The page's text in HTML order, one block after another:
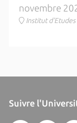
novembre
Institut d'Etudes
Suivre